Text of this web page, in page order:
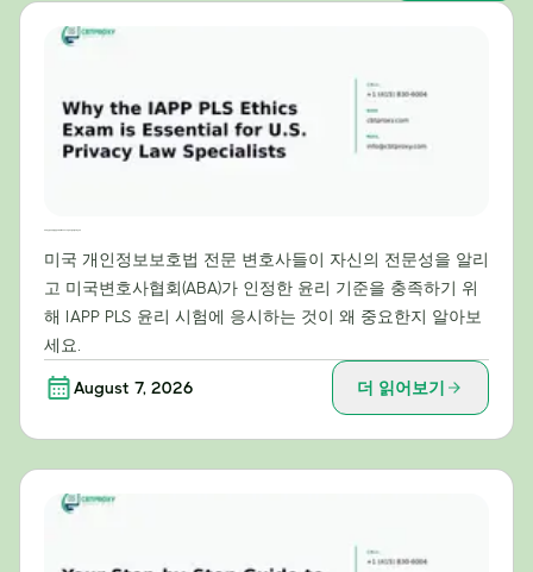
미국 개인정보보호법 전문 변호사들이 자신의 전문성을 알리
고 미국변호사협회(ABA)가 인정한 윤리 기준을 충족하기 위
해 IAPP PLS 윤리 시험에 응시하는 것이 왜 중요한지 알아보
세요.
August 7, 2026 더 읽어보기